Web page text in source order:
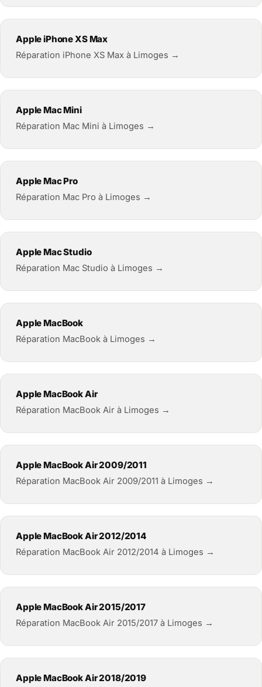
Apple iPhone XS Max
Réparation iPhone XS Max à Limoges →
Apple Mac Mini
Réparation Mac Mini à Limoges →
Apple Mac Pro
Réparation Mac Pro à Limoges →
Apple Mac Studio
Réparation Mac Studio à Limoges →
Apple MacBook
Réparation MacBook à Limoges →
Apple MacBook Air
Réparation MacBook Air à Limoges →
Apple MacBook Air 2009/2011
Réparation MacBook Air 2009/2011 à Limoges →
Apple MacBook Air 2012/2014
Réparation MacBook Air 2012/2014 à Limoges →
Apple MacBook Air 2015/2017
Réparation MacBook Air 2015/2017 à Limoges →
Apple MacBook Air 2018/2019